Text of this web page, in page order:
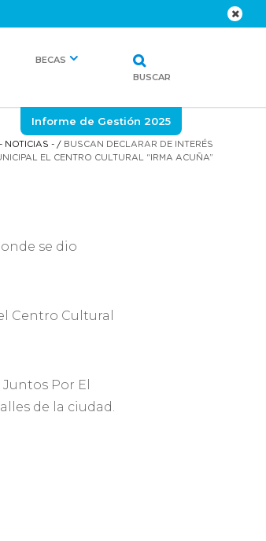
BECAS
BUSCAR
Informe de Gestión 2025
- NOTICIAS -/ BUSCAN DECLARAR DE INTERÉS
EL CENTRO CULTURAL “IRMA ACUÑA”
se dio
Centro Cultural
Por El
de la ciudad.